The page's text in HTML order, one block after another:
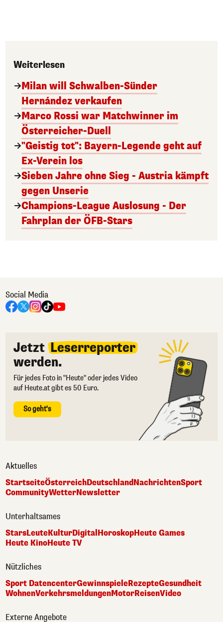
Weiterlesen
Milan will Schwalben-Sünder
Hernández verkaufen
Marco Rossi war Matchwinner im
Österreicher-Duell
"Geistig tot": Bayern-Legende geht auf
Ex-Verein los
Sieben Jahre ohne Sieg - Austria kämpft
gegen Unserie
Champions-League Auslosung - Der
Fahrplan der ÖFB-Stars
Social Media
Jetzt Leserreporter
werden.
Für jedes Foto in "Heute" oder jedes Video
auf Heute.at gibt es 50 Euro.
So geht's
Aktuelles
StartseiteÖsterreichDeutschlandNachrichtenSport
CommunityWetterNewsletter
Unterhaltsames
StarsLeuteKulturDigital HoroskopHeute Games
Heute KinoHeute TV
Nützliches
Sport DatencenterGewinnspieleRezepteGesundheit
WohnenVerkehrsmeldungenMotorReisenVideo
Externe Angebote